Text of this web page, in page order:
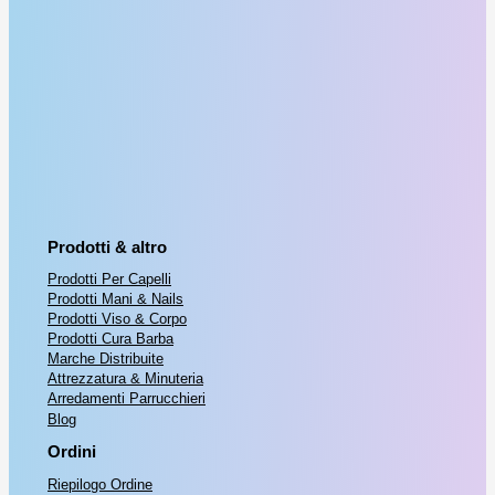
Prodotti & altro
Prodotti Per Capelli
Prodotti Mani & Nails
Prodotti Viso & Corpo
Prodotti Cura Barba
Marche Distribuite
Attrezzatura & Minuteria
Arredamenti Parrucchieri
Blog
Ordini
Riepilogo Ordine